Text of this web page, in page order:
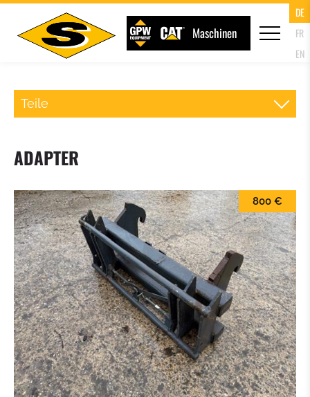
Maschinen
DE
FR
EN
Teile
LADESCHAUFEL
KLAPPSCHAUFEL (4IN1 SCHAUFEL)
HOCHKIPPSCHAUFEL
KEHRBÜRSTE
SCHNEESCHILD
ADAPTER
800 €